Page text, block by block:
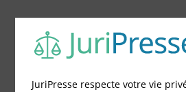
JuriPresse respecte votre vie